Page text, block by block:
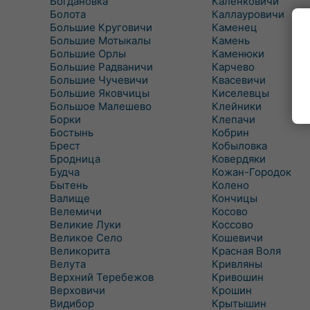
Болота
Большие Круговичи
Большие Мотыкалы
Большие Орлы
Большие Радваничи
Большие Чучевичи
Большие Яковчицы
Большое Малешево
Борки
Бостынь
Брест
Бродница
Будча
Бытень
Валище
Велемичи
Великие Луки
Великое Село
Великорита
Велута
Верхний Теребежов
Верховичи
Видибор
Каллауровичи
Каменец
Камень
Каменюки
Карчево
Квасевичи
Киселевцы
Клейники
Клепачи
Кобрин
Кобыловка
Ковердяки
Кожан-Городок
Колено
Кончицы
Косово
Коссово
Кошевичи
Красная Воля
Кривляны
Кривошин
Крошин
Крытышин